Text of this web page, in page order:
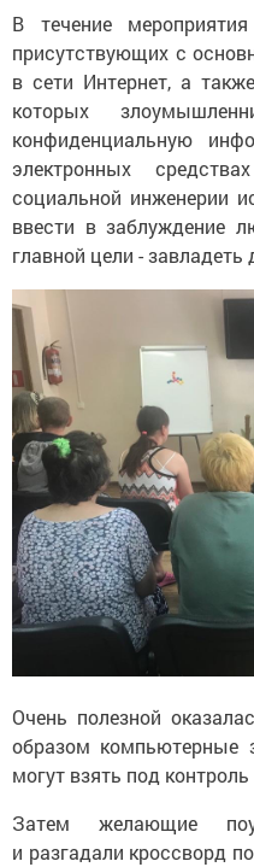
В течение
присутствующих с
в сети Интернет, а
которых
конфиденциальную
электронных
социальной инженерии
ввести в заблуждение
главной цели -
Очень полезной
образом компьютерные
могут взять под
Затем желающие
и разгадали кроссворд